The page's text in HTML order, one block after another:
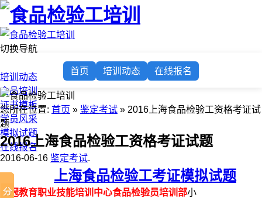
切换导航
培训动态
食品培训
证书模板
学员风采
模拟试题
在线报名
首页 培训动态 在线报名
您所在位置: 首页 » 鉴定考试 » 2016上海食品检验工资格考证试
题
2016上海食品检验工资格考证试题
2016-06-16 鉴定考试.
上海食品检验工考证模拟试题
兰冠教育职业技能培训中心食品检验员培训部小